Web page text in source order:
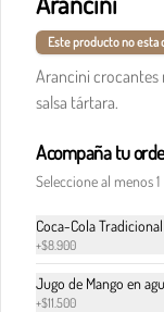
Este producto no esta
Arancini crocantes
salsa tártara.
Acompaña tu
Seleccione al menos 1
Coca-Cola
+$8.900
Jugo de Mango en
+$11.500